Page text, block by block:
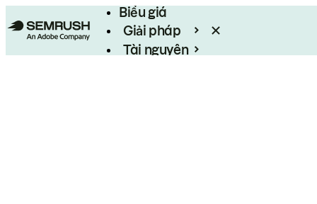
Biểu giá
Giải pháp
Tài nguyên